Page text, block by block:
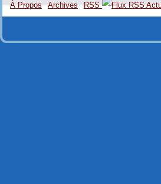
À Propos Archives RSS